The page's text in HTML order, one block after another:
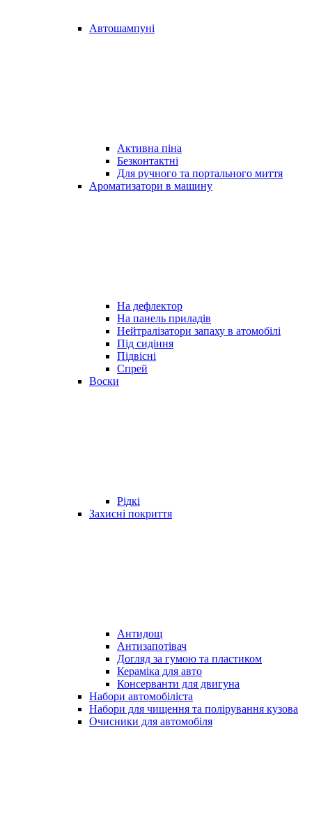
Автошампуні
Активна піна
Безконтактні
Для ручного та портального миття
Ароматизатори в машину
На дефлектор
На панель приладів
Нейтралізатори запаху в атомобілі
Під сидіння
Підвісні
Спрей
Воски
Рідкі
Захисні покриття
Антидощ
Антизапотівач
Догляд за гумою та пластиком
Кераміка для авто
Консерванти для двигуна
Набори автомобіліста
Набори для чищення та полірування кузова
Очисники для автомобіля